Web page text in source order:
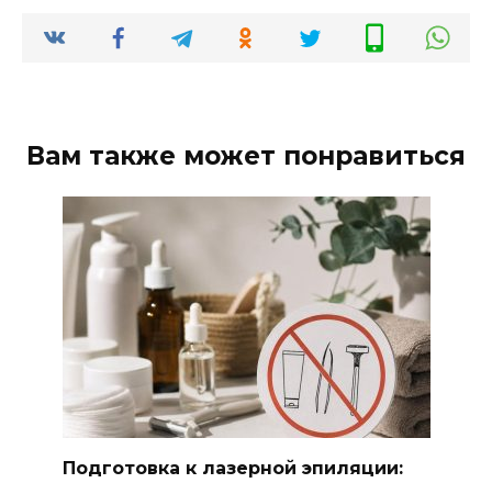
Вам также может понравиться
Подготовка к лазерной эпиляции: